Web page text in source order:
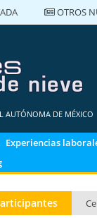
OTROS
AUTÓNOMA DE MÉXICO
Experiencias